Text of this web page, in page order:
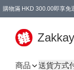
購物滿 HKD 300.00即享免
商品 送貨方式